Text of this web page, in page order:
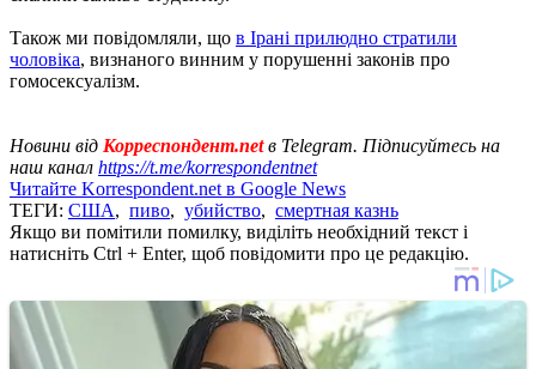
Також ми повідомляли, що в Ірані прилюдно стратили
чоловіка, визнаного винним у порушенні законів про
гомосексуалізм.
Новини від Корреспондент.netв Telegram. Підписуйтесь на
наш канал https://t.me/korrespondentnet
Читайте Korrespondent.net в Google News
ТЕГИ: США, пиво, убийство, смертная казнь
Якщо ви помітили помилку, виділіть необхідний текст і
натисніть Ctrl + Enter, щоб повідомити про це редакцію.